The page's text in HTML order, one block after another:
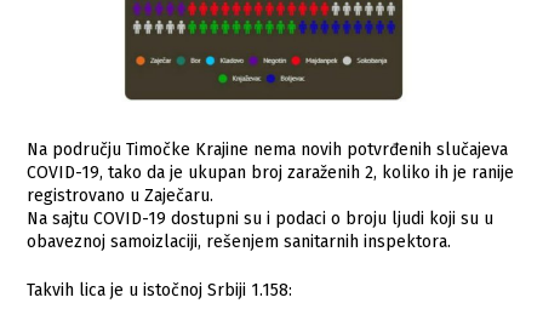
Na području Timočke Krajine nema novih potvrđenih slučajeva
COVID-19, tako da je ukupan broj zaraženih 2, koliko ih je ranije
registrovano u Zaječaru.
Na sajtu COVID-19 dostupni su i podaci o broju ljudi koji su u
obaveznoj samoizlaciji, rešenjem sanitarnih inspektora.
Takvih lica je u istočnoj Srbiji 1.158: